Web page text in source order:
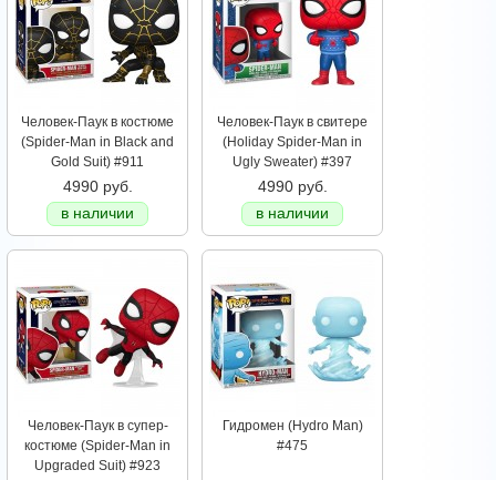
Человек-Паук в костюме
(Spider-Man in Black and
Gold Suit) #911
4990 руб.
в наличии
Человек-Паук в свитере
(Holiday Spider-Man in
Ugly Sweater) #397
4990 руб.
в наличии
Человек-Паук в супер-
костюме (Spider-Man in
Upgraded Suit) #923
Гидромен (Hydro Man)
#475